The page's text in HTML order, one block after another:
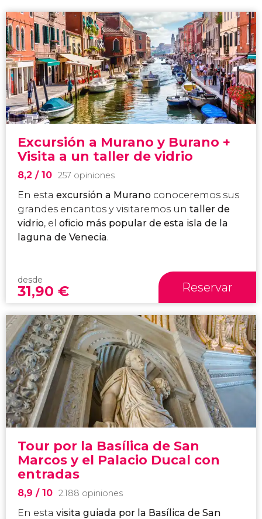
Excursión a Murano y Burano +
Visita a un taller de vidrio
8,2 / 10 257 opiniones
En esta excursión a Murano conoceremos sus
grandes encantos y visitaremos un taller de
vidrio, el oficio más popular de esta isla de la
laguna de Venecia.
desde
31,90 € Reservar
Tour por la Basílica de San
Marcos y el Palacio Ducal con
entradas
8,9 / 10 2.188 opiniones
En esta visita guiada por la Basílica de San